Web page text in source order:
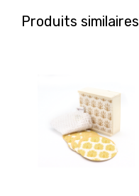
Produits similaires